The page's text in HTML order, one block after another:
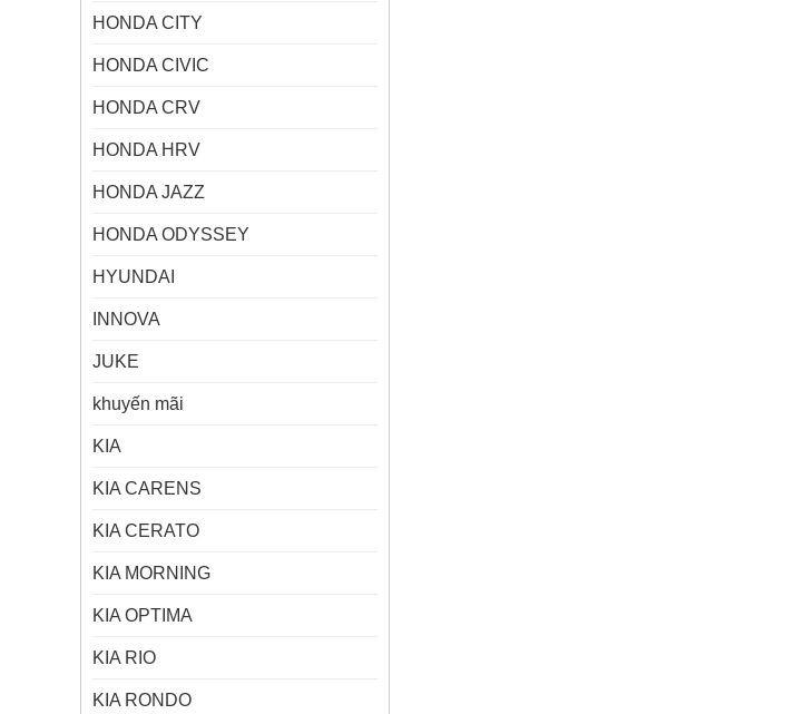
HONDA CITY
HONDA CIVIC
HONDA CRV
HONDA HRV
HONDA JAZZ
HONDA ODYSSEY
HYUNDAI
INNOVA
JUKE
khuyến mãi
KIA
KIA CARENS
KIA CERATO
KIA MORNING
KIA OPTIMA
KIA RIO
KIA RONDO